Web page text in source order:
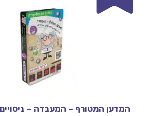
המדען המטורף – המעבדה –